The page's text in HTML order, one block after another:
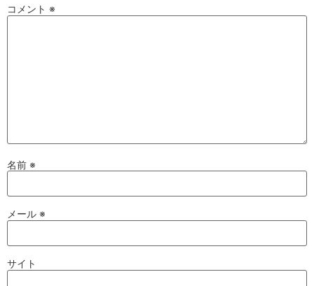
コメント ※
名前 ※
メール ※
サイト